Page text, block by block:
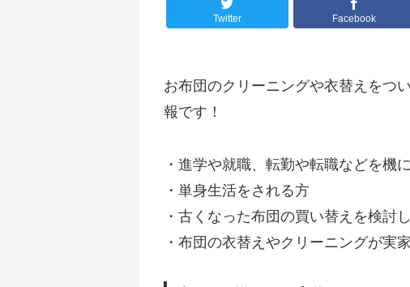
Twitter Facebook
お布団のクリーニングや衣替えをつ
報です！
・進学や就職、転勤や転職などを機
・単身生活をされる方
・古くなった布団の買い替えを検討
・布団の衣替えやクリーニングが実